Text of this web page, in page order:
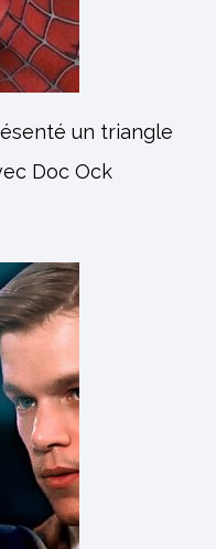
un triangle
Doc Ock